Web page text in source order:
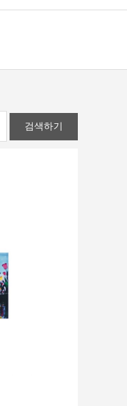
검색하기